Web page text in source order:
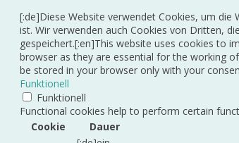
[:de]Diese Website verwendet Cookies, um
ist. Wir verwenden auch Cookies von Dritten,
gespeichert.[:en]This website uses cookies to
browser as they are essential for the working
be stored in your browser only with your
Funktionell
Funktionell
Functional cookies help to perform certain
Cookie
Dauer